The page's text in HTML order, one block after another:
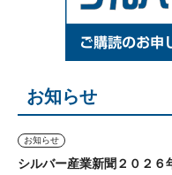
お知らせ
お知らせ
シルバー産業新聞２０２６